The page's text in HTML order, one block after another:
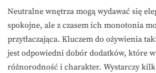
Neutralne wnętrza mogą wydawać się
spokojne, ale z czasem ich monotonia
przytłaczająca. Kluczem do ożywienia
jest odpowiedni dobór dodatków, które
różnorodność i charakter. Wystarczy